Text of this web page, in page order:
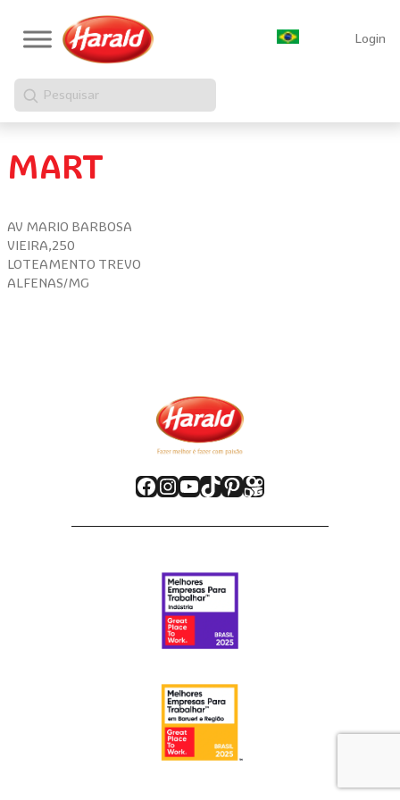
Login
Pesquisar
MART
AV MARIO BARBOSA
VIEIRA,250
LOTEAMENTO TREVO
ALFENAS/MG
Facebook
Instagram
Youtube
TikTok
Pinterest
Kwai